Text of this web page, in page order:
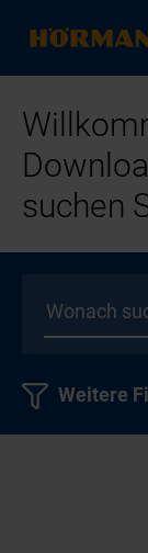
suchen
Weitere